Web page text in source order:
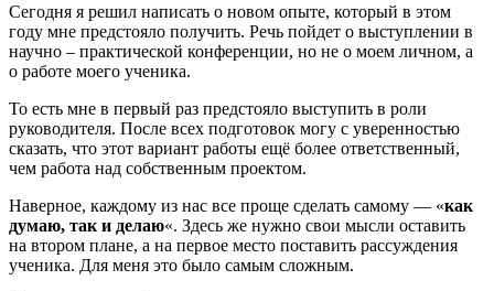
Сегодня я решил написать о новом опыте, который в этом
году мне предстояло получить. Речь пойдет о выступлении в
научно – практической конференции, но не о моем личном, а
о работе моего ученика.
То есть мне в первый раз предстояло выступить в роли
руководителя. После всех подготовок могу с уверенностью
сказать, что этот вариант работы ещё более ответственный,
чем работа над собственным проектом.
Наверное, каждому из нас все проще сделать самому — «как
думаю, так и делаю«. Здесь же нужно свои мысли оставить
на втором плане, а на первое место поставить рассуждения
ученика. Для меня это было самым сложным.